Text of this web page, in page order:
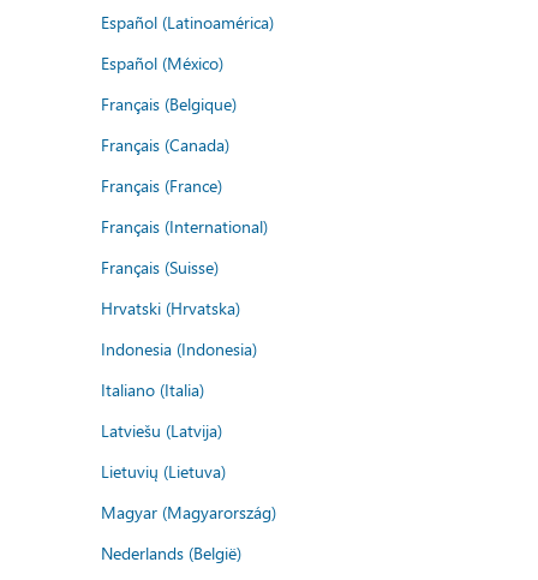
Español (Latinoamérica)
Español (México)
Français (Belgique)
Français (Canada)
Français (France)
Français (International)
Français (Suisse)
Hrvatski (Hrvatska)
Indonesia (Indonesia)
Italiano (Italia)
Latviešu (Latvija)
Lietuvių (Lietuva)
Magyar (Magyarország)
Nederlands (België)